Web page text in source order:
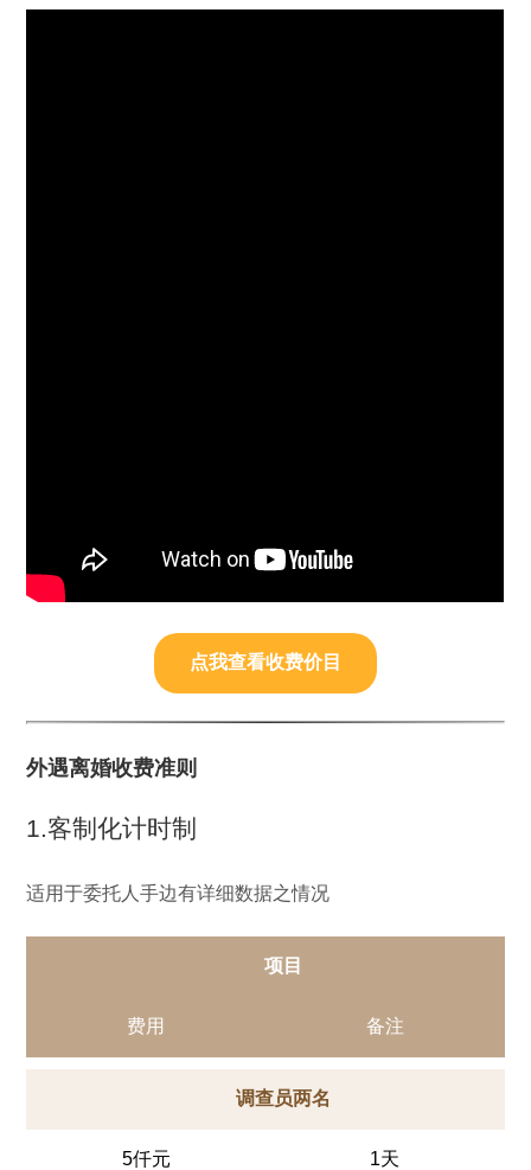
点我查看收费价目
外遇离婚收费准则
1.客制化计时制
适用于委托人手边有详细数据之情况
项目
费用 备注
调查员两名
5仟元 1天